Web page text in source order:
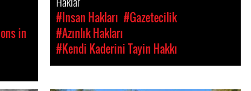
in
#Insan Hakları #Gazetecilik
#Azınlık Hakları
#Kendi Kaderini Tayin Hakkı